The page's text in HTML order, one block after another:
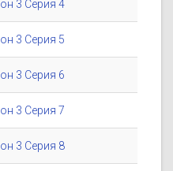
3 Серия 4
3 Серия 5
3 Серия 6
3 Серия 7
3 Серия 8